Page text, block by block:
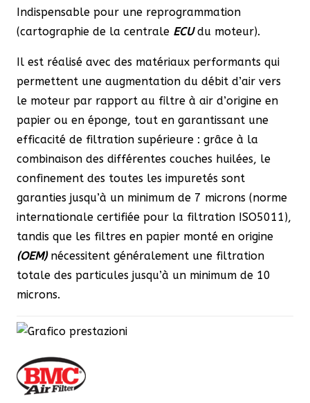
Indispensable pour une reprogrammation
(cartographie de la centrale ECUdu moteur).
Il est réalisé avec des matériaux performants qui
permettent une augmentation du débit d’air vers
le moteur par rapport au filtre à air d’origine en
papier ou en éponge, tout en garantissant une
efficacité de filtration supérieure : grâce à la
combinaison des différentes couches huilées, le
confinement des toutes les impuretés sont
garanties jusqu’à un minimum de 7 microns (norme
internationale certifiée pour la filtration ISO5011),
tandis que les filtres en papier monté en origine
(OEM)nécessitent généralement une filtration
totale des particules jusqu’à un minimum de 10
microns.